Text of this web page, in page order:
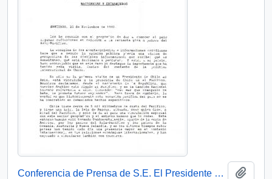
Conferencia de Prensa de S.E. El Presidente de la República, D. Patricio Aylwin Azócar, a Periodistas Nacionales e Internacionales